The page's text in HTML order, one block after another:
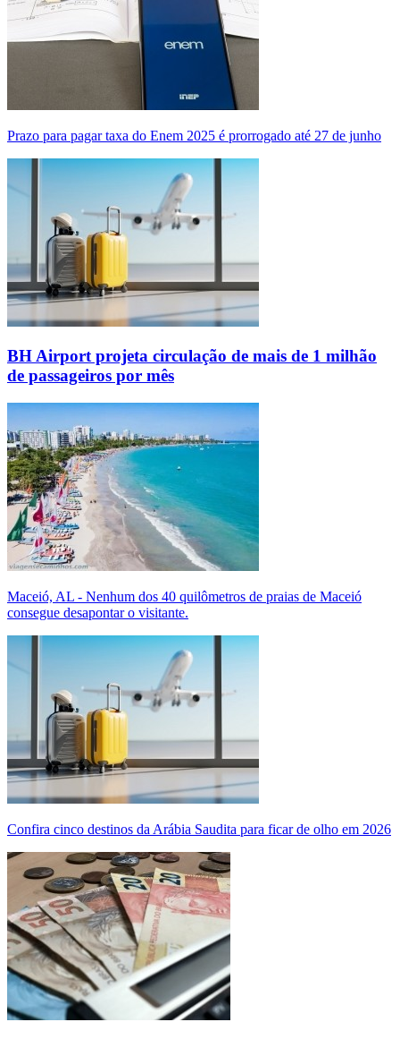
Prazo para pagar taxa do Enem 2025 é prorrogado até 27 de junho
BH Airport projeta circulação de mais de 1 milhão
de passageiros por mês
Maceió, AL - Nenhum dos 40 quilômetros de praias de Maceió
consegue desapontar o visitante.
Confira cinco destinos da Arábia Saudita para ficar de olho em 2026